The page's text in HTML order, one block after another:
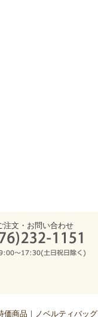
注文・お問い合わせ
価商品 ノベルティバッグ